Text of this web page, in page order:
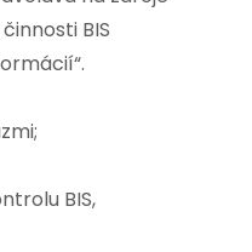
BIS
BIS,